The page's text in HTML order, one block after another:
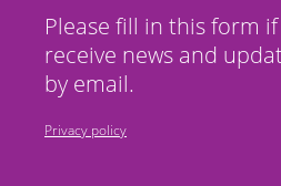
Please fill in this form
receive news and
by email.
Privacy policy